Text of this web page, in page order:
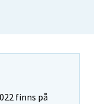
finns på